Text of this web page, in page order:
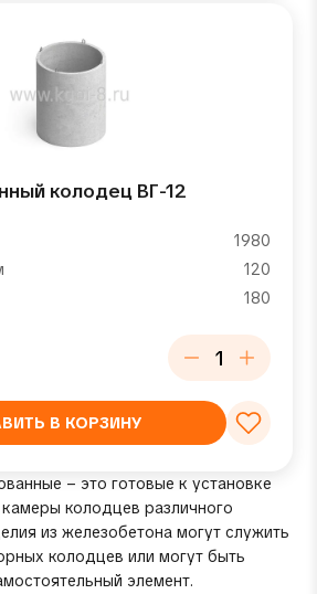
колодец ВГ-12
1980
120
180
В КОРЗИНУ
– это готовые к установке
колодцев различного
из железобетона могут служить
колодцев или могут быть
элемент.